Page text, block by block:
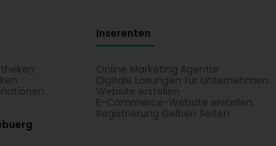
Inserenten
Online Marketing Agentur
Digitale Lösungen für Unternehmen
Website erstellen
E-Commerce-Website erstellen
Registrierung Gelben Seiten